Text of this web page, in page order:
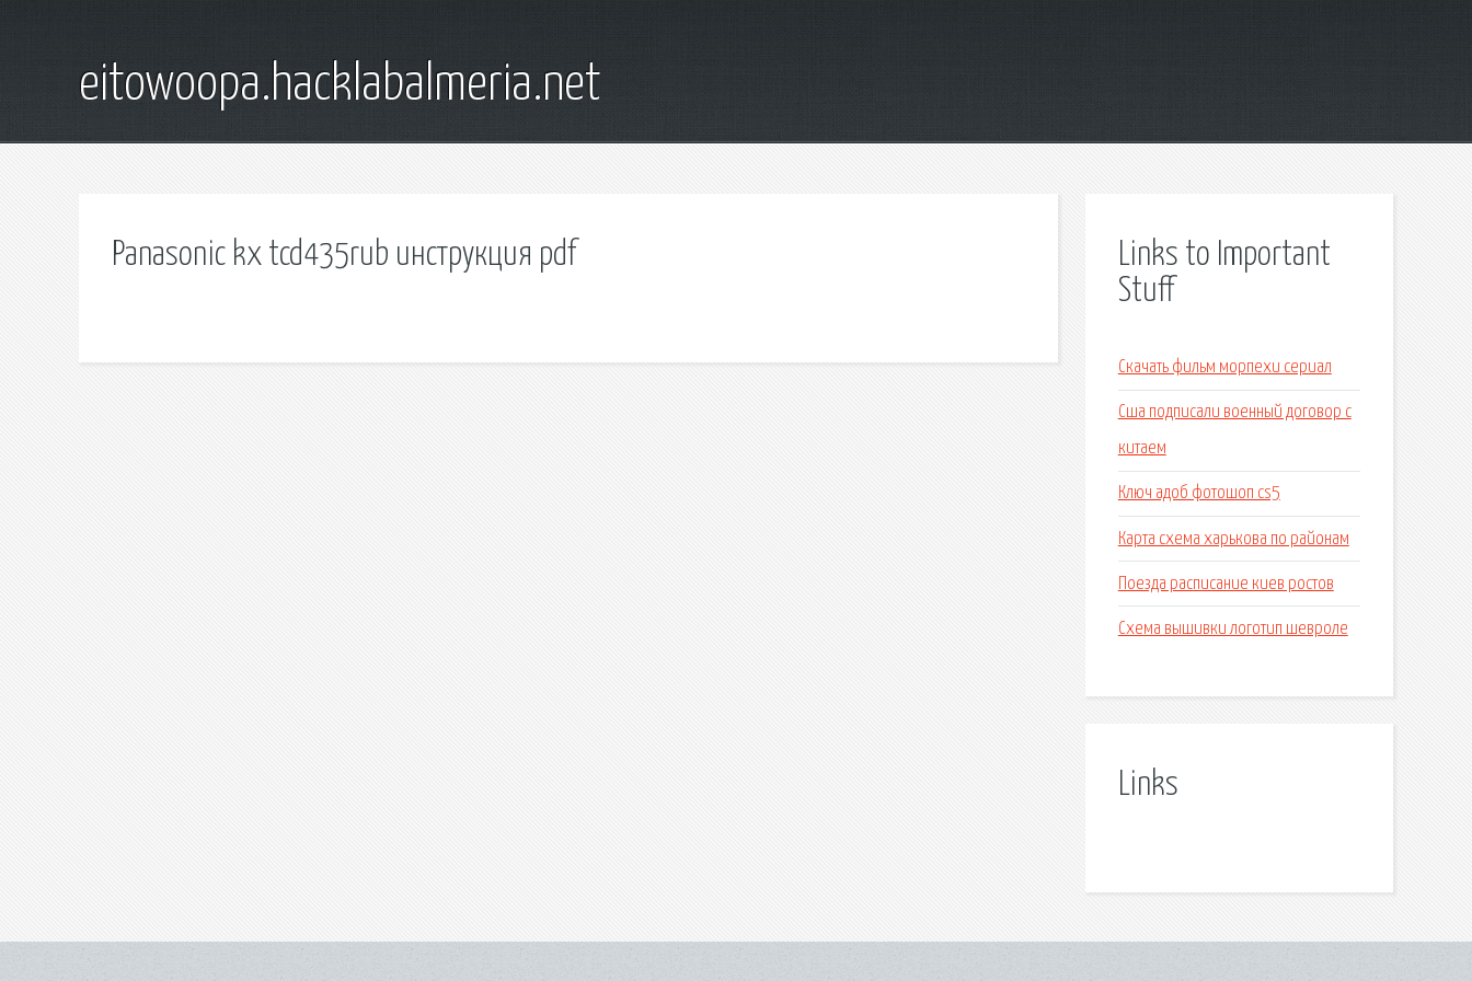
eitowoopa.hacklabalmeria.net
Panasonic kx tcd435rub инструкция pdf
Links to Important
Stuff
Скачать фильм морпехи сериал
Сша подписали военный договор с
китаем
Ключ адоб фотошоп cs5
Карта схема харькова по районам
Поезда расписание киев ростов
Схема вышивки логотип шевроле
Links